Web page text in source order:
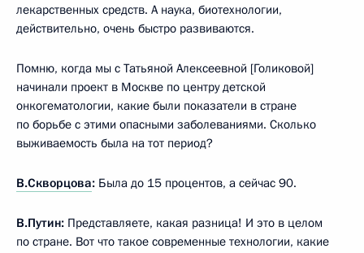
лекарственных средств. А наука, биотехнологии,
действительно, очень быстро развиваются.
Помню, когда мы с Татьяной Алексеевной [Голиковой]
начинали проект в Москве по центру детской
онкогематологии, какие были показатели в стране
по борьбе с этими опасными заболеваниями. Сколько
выживаемость была на тот период?
В.Скворцова: Была до 15 процентов, а сейчас 90.
В.Путин: Представляете, какая разница! И это в целом
по стране. Вот что такое современные технологии, какие